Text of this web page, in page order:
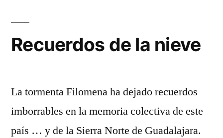
Recuerdos de la nieve
La tormenta Filomena ha dejado recuerdos
imborrables en la memoria colectiva de este
país … y de la Sierra Norte de Guadalajara.